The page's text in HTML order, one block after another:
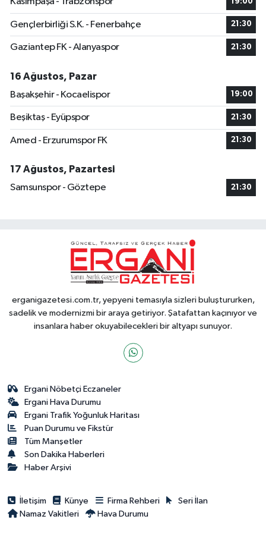
Gençlerbirliği S.K. - Fenerbahçe 21:30
Gaziantep FK - Alanyaspor 21:30
16 Ağustos, Pazar
Başakşehir - Kocaelispor
19:00
Beşiktaş - Eyüpspor 21:30
Amed - Erzurumspor FK 21:30
17 Ağustos, Pazartesi
Samsunspor - Göztepe
21:30
erganigazetesi.com.tr, yepyeni temasıyla sizleri buluştururken,
sadelik ve modernizmi bir araya getiriyor. Şatafattan kaçınıyor ve
insanlara haber okuyabilecekleri bir altyapı sunuyor.
Ergani Nöbetçi Eczaneler
Ergani Hava Durumu
Ergani Trafik Yoğunluk Haritası
Puan Durumu ve Fikstür
Tüm Manşetler
Son Dakika Haberleri
Haber Arşivi
İletişim Künye Firma Rehberi
Seri İlan
Namaz Vakitleri
Hava Durumu